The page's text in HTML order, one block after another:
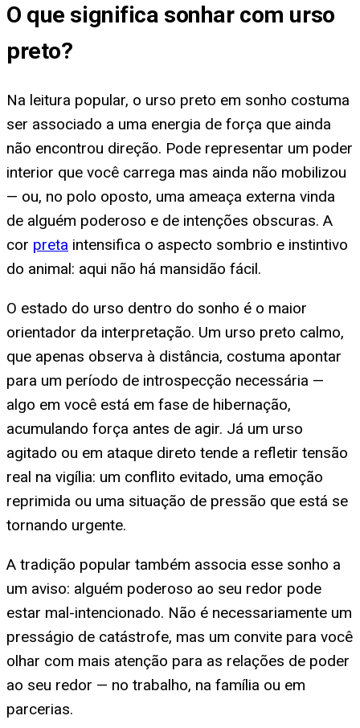
O que significa sonhar com urso
preto?
Na leitura popular, o urso preto em sonho costuma
ser associado a uma energia de força que ainda
não encontrou direção. Pode representar um poder
interior que você carrega mas ainda não mobilizou
— ou, no polo oposto, uma ameaça externa vinda
de alguém poderoso e de intenções obscuras. A
cor preta intensifica o aspecto sombrio e instintivo
do animal: aqui não há mansidão fácil.
O estado do urso dentro do sonho é o maior
orientador da interpretação. Um urso preto calmo,
que apenas observa à distância, costuma apontar
para um período de introspecção necessária —
algo em você está em fase de hibernação,
acumulando força antes de agir. Já um urso
agitado ou em ataque direto tende a refletir tensão
real na vigília: um conflito evitado, uma emoção
reprimida ou uma situação de pressão que está se
tornando urgente.
A tradição popular também associa esse sonho a
um aviso: alguém poderoso ao seu redor pode
estar mal-intencionado. Não é necessariamente um
presságio de catástrofe, mas um convite para você
olhar com mais atenção para as relações de poder
ao seu redor — no trabalho, na família ou em
parcerias.